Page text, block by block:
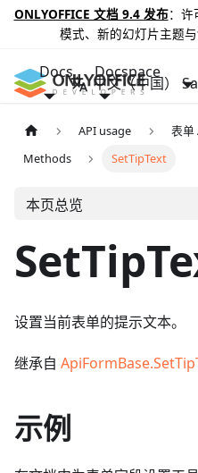
ONLYOFFICE 文档 9.4 发布：许
模式、新的幻灯片主题
Docs Docspace
中文（中国）
API usage 表单
Methods
SetTipText
本页总览
设置当前表单的提示文本。
继承自
示例